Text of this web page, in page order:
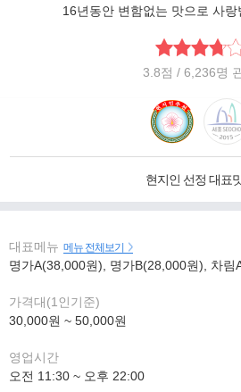
16년동안 변함없는 맛으로 사랑
3.8점 / 6,236명
현지인 선정 대표
대표메뉴 메뉴 전체보기
명가A(38,000원), 명가B(28,000원), 차림
가격대(1인기준)
30,000원 ~ 50,000원
영업시간
오전 11:30 ~ 오후 22:00